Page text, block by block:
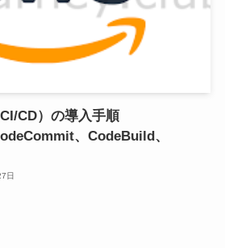
CD）の導入手順
、CodeBuild、
日